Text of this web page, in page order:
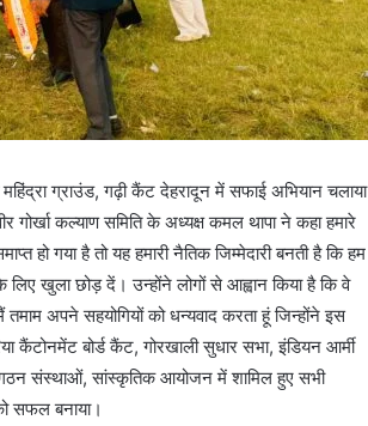
ग्राउंड, गढ़ी कैंट देहरादून में सफाई अभियान चलाया
गोर्खा कल्याण समिति के अध्यक्ष कमल थापा ने कहा हमारे
हो गया है तो यह हमारी नैतिक जिम्मेदारी बनती है कि हम
खुला छोड़ दें। उन्होंने लोगों से आह्वान किया है कि वे
अपने सहयोगियों को धन्यवाद करता हूं जिन्होंने इस
कैंटोनमेंट बोर्ड कैंट, गोरखाली सुधार सभा, इंडियन आर्मी
संस्थाओं, सांस्कृतिक आयोजन में शामिल हुए सभी
सफल बनाया।